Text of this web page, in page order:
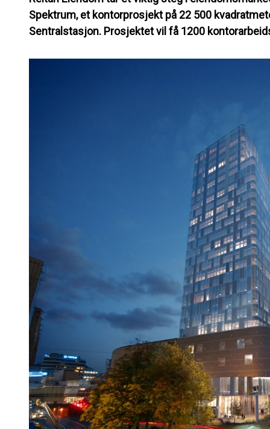
Spektrum, et kontorprosjekt på 22 500
Sentralstasjon. Prosjektet vil få 1200